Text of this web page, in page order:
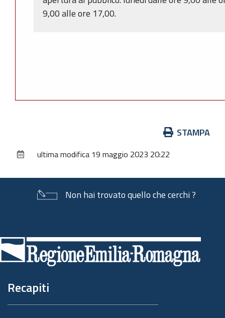
9,00 alle ore 17,00.
documento
STAMPA
ultima modifica 19 maggio 2023 20:22
Non hai trovato quello che cerchi ?
di
pagina
Recapiti